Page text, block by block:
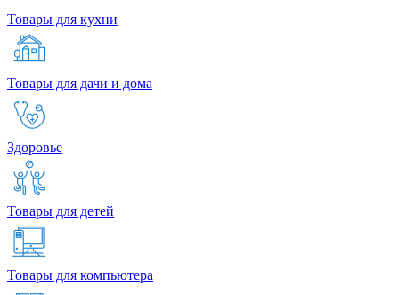
Товары для кухни
Товары для дачи и дома
Здоровье
Товары для детей
Товары для компьютера